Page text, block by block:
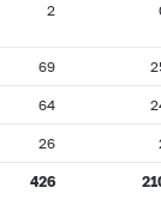
2
69
64
26
426